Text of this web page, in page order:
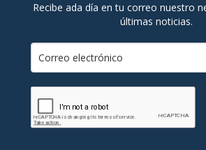
Recibe ada día en tu correo nuestro
últimas noticias.